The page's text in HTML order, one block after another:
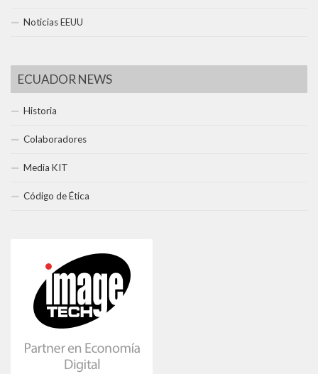
Noticias EEUU
ECUADOR NEWS
Historia
Colaboradores
Media KIT
Código de Ética